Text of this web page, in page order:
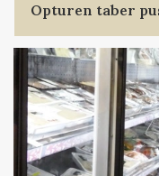
Opturen taber